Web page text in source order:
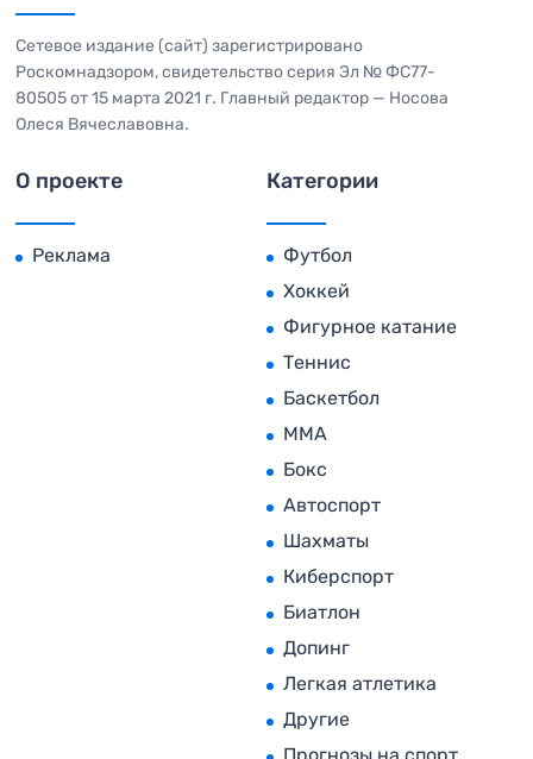
Сетевое издание (сайт) зарегистрировано
Роскомнадзором, свидетельство серия Эл № ФС77-
80505 от 15 марта 2021 г. Главный редактор — Носова
Олеся Вячеславовна.
О проекте
Реклама
Категории
Футбол
Хоккей
Фигурное катание
Теннис
Баскетбол
MMA
Бокс
Автоспорт
Шахматы
Киберспорт
Биатлон
Допинг
Легкая атлетика
Другие